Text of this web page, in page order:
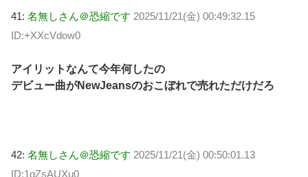
41: 名無しさん＠恐縮です 2025/11/21(金) 00:49:32.15
ID:+XXcVdow0
アイリットなんて今年何したの
デビュー曲がNewJeansのおこぼれで売れただけだろ
42: 名無しさん＠恐縮です 2025/11/21(金) 00:50:01.13
ID:1gZsAUXu0